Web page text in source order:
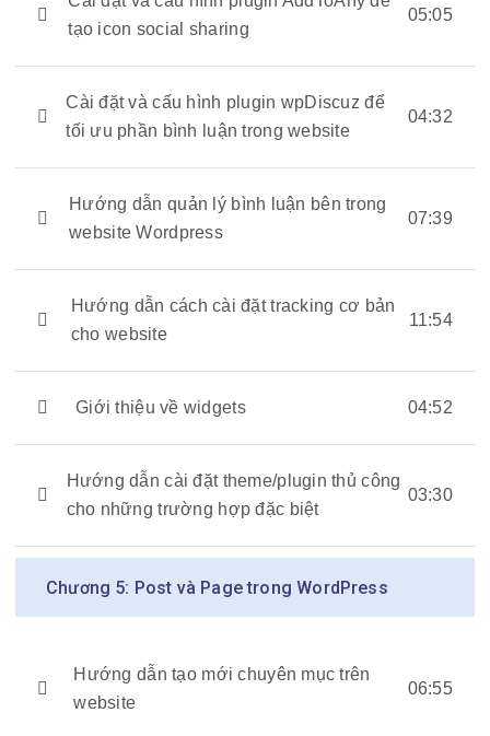
tạo icon social sharing
05:05
Cài đặt và cấu hình plugin wpDiscuz để
tối ưu phần bình luận trong website
04:32
Hướng dẫn quản lý bình luận bên trong
website Wordpress
07:39
Hướng dẫn cách cài đặt tracking cơ bản
cho website
11:54
Giới thiệu về widgets 04:52
Hướng dẫn cài đặt theme/plugin thủ công
cho những trường hợp đặc biệt
03:30
Chương 5: Post và Page trong WordPress
Hướng dẫn tạo mới chuyên mục trên
website
06:55